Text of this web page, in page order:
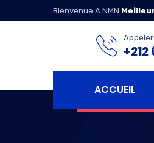
Bienvenue A NMN
Appeler
ACCUEIL